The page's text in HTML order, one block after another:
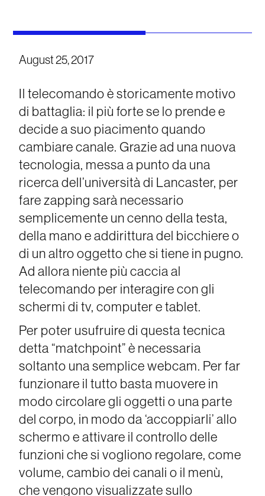
August 25, 2017
Il telecomando è storicamente motivo
di battaglia: il più forte se lo prende e
decide a suo piacimento quando
cambiare canale. Grazie ad una nuova
tecnologia, messa a punto da una
ricerca dell’università di Lancaster, per
fare zapping sarà necessario
semplicemente un cenno della testa,
della mano e addirittura del bicchiere o
di un altro oggetto che si tiene in pugno.
Ad allora niente più caccia al
telecomando per interagire con gli
schermi di tv, computer e tablet.
Per poter usufruire di questa tecnica
detta “matchpoint” è necessaria
soltanto una semplice webcam. Per far
funzionare il tutto basta muovere in
modo circolare gli oggetti o una parte
del corpo, in modo da ‘accoppiarli’ allo
schermo e attivare il controllo delle
funzioni che si vogliono regolare, come
volume, cambio dei canali o il menù,
che vengono visualizzate sullo